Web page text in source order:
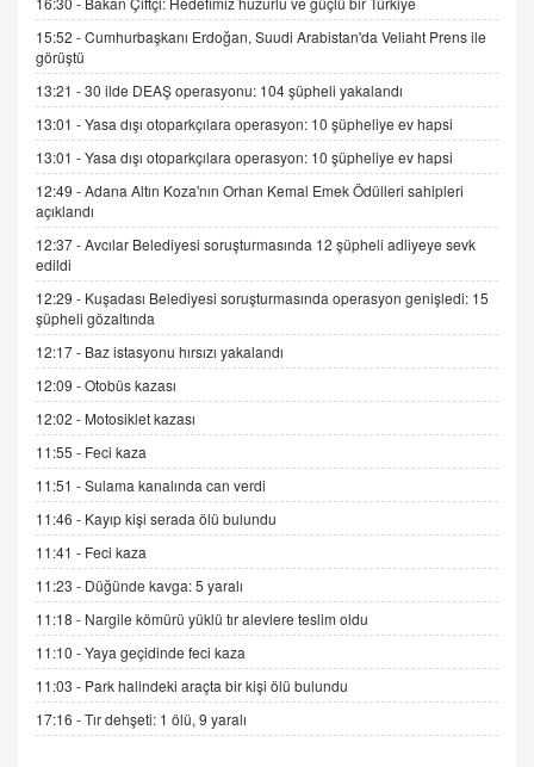
15.09.2025 16:17
SEHER EREK
Kış Ayları Geldi, Hangi Önlemler Alınmalı?
9.12.2025 10:11
İNCİ GÜL AKÖL
06.07.2026 13:00
ADEM AKÖL
Esed Destekçilerinin Yüzüne Vurulan Şamar:
Sednaya
11.12.2024 12:30
DR. EKREM ASLAN
Gerçek Ne, Algı Ne? "Beraber Yürüyoruz"
Cümlesinin Peşinden
19.07.2025 12:45
GÖNÜL MENEKŞE
Şifacının Yolu
04.11.2025 12:56
AV. RÜMEYSA ÖZKALE
Kira Uyuşmazlıklarında Dava Açmadan Önce
Arabulucuya Başvuru Şartı
15:52 -Cumhurbaşkanı Erdoğan, Suudi Arabistan'da Veliaht Prens ile
görüştü
13:21 -30 ilde DEAŞ operasyonu: 104 şüpheli yakalandı
13:01 -Yasa dışı otoparkçılara operasyon: 10 şüpheliye ev hapsi
13:01 -Yasa dışı otoparkçılara operasyon: 10 şüpheliye ev hapsi
12:49 -Adana Altın Koza'nın Orhan Kemal Emek Ödülleri sahipleri
açıklandı
12:37 -Avcılar Belediyesi soruşturmasında 12 şüpheli adliyeye sevk
edildi
12:29 - Kuşadası Belediyesi soruşturmasında operasyon genişledi: 15
şüpheli gözaltında
12:17 - Baz istasyonu hırsızı yakalandı
12:09 -Otobüs kazası
12:02 - Motosiklet kazası
11:55 - Feci kaza
11:51 -Sulama kanalında can verdi
11:46 - Kayıp kişi serada ölü bulundu
11:41 - Feci kaza
11:23 - Düğünde kavga: 5 yaralı
11:18 - Nargile kömürü yüklü tır alevlere teslim oldu
11:10 -Yaya geçidinde feci kaza
11:03 - Park halindeki araçta bir kişi ölü bulundu
17:16 -Tır dehşeti: 1 ölü, 9 yaralı